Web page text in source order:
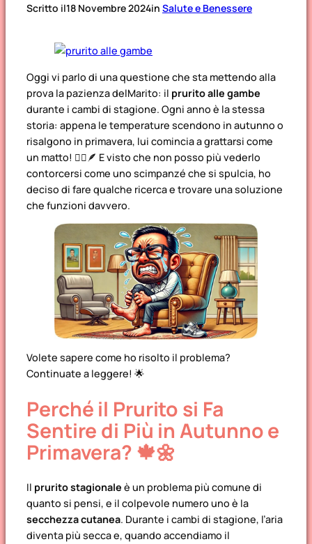
Scritto il18 Novembre 2024in Salute e Benessere
Oggi vi parlo di una questione che sta mettendo alla
prova la pazienza delMarito: il prurito alle gambe
durante i cambi di stagione. Ogni anno è la stessa
storia: appena le temperature scendono in autunno o
risalgono in primavera, lui comincia a grattarsi come
un matto! 🚶‍♂️🪶 E visto che non posso più vederlo
contorcersi come uno scimpanzé che si spulcia, ho
deciso di fare qualche ricerca e trovare una soluzione
che funzioni davvero.
Volete sapere come ho risolto il problema?
Continuate a leggere! 🌟
Perché il Prurito si Fa
Sentire di Più in Autunno e
Primavera? 🍁🌼
Il prurito stagionale è un problema più comune di
quanto si pensi, e il colpevole numero uno è la
secchezza cutanea. Durante i cambi di stagione, l’aria
diventa più secca e, quando accendiamo il